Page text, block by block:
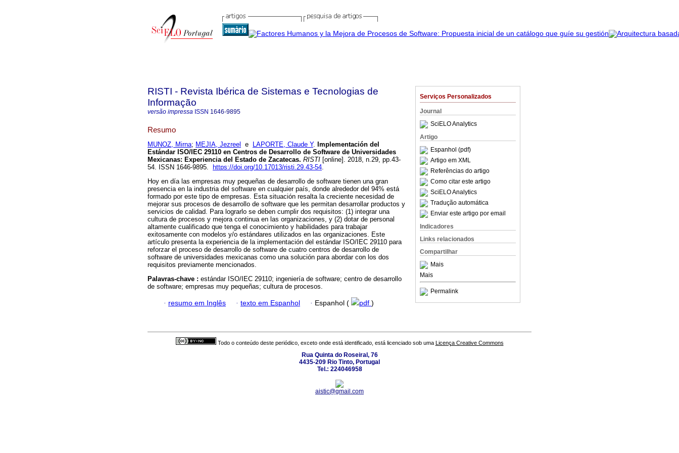
Serviços Personalizados
Journal
SciELO Analytics
Artigo
Espanhol (pdf)
Artigo em XML
Referências do artigo
Como citar este artigo
SciELO Analytics
Tradução automática
Enviar este artigo por email
Indicadores
Links relacionados
Compartilhar
Mais
Mais
Permalink
RISTI - Revista Ibérica de Sistemas e Tecnologias de
Informação
versão impressa ISSN 1646-9895
Resumo
MUNOZ, Mirna; MEJIA, Jezreel e LAPORTE, Claude Y. Implementación del
Estándar ISO/IEC 29110 en Centros de Desarrollo de Software de Universidades
Mexicanas: Experiencia del Estado de Zacatecas. RISTI [online]. 2018, n.29, pp.43-
54. ISSN 1646-9895.
https://doi.org/10.17013/risti.29.43-54.
Hoy en día las empresas muy pequeñas de desarrollo de software tienen una gran
presencia en la industria del software en cualquier país, donde alrededor del 94% está
formado por este tipo de empresas. Esta situación resalta la creciente necesidad de
mejorar sus procesos de desarrollo de software que les permitan desarrollar productos y
servicios de calidad. Para lograrlo se deben cumplir dos requisitos: (1) integrar una
cultura de procesos y mejora continua en las organizaciones, y (2) dotar de personal
altamente cualificado que tenga el conocimiento y habilidades para trabajar
exitosamente con modelos y/o estándares utilizados en las organizaciones. Este
artículo presenta la experiencia de la implementación del estándar ISO/IEC 29110 para
reforzar el proceso de desarrollo de software de cuatro centros de desarrollo de
software de universidades mexicanas como una solución para abordar con los dos
requisitos previamente mencionados.
Palavras-chave : estándar ISO/IEC 29110; ingeniería de software; centro de desarrollo
de software; empresas muy pequeñas; cultura de procesos.
· resumo em Inglês · texto em Espanhol · Espanhol ( pdf )
Todo o conteúdo deste periódico, exceto onde está identificado, está licenciado sob uma Licença Creative Commons
Rua Quinta do Roseiral, 76
4435-209 Rio Tinto, Portugal
Tel.: 224046958
aistic@gmail.com